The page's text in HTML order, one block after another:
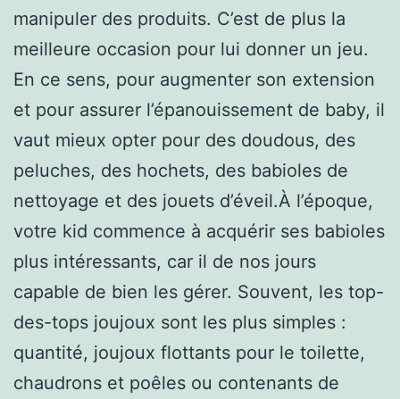
manipuler des produits. C’est de plus la
meilleure occasion pour lui donner un jeu.
En ce sens, pour augmenter son extension
et pour assurer l’épanouissement de baby, il
vaut mieux opter pour des doudous, des
peluches, des hochets, des babioles de
nettoyage et des jouets d’éveil.À l’époque,
votre kid commence à acquérir ses babioles
plus intéressants, car il de nos jours
capable de bien les gérer. Souvent, les top-
des-tops joujoux sont les plus simples :
quantité, joujoux flottants pour le toilette,
chaudrons et poêles ou contenants de